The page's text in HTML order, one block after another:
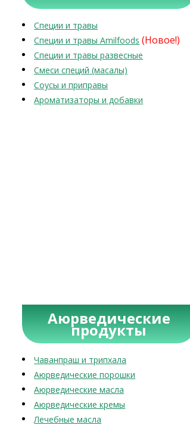
Специи и травы
Специи и травы Amilfoods (Новое!)
Специи и травы развесные
Смеси специй (масалы)
Соусы и приправы
Ароматизаторы и добавки
Аюрведические
продукты
Чаванпраш и трипхала
Аюрведические порошки
Аюрведические масла
Аюрведические кремы
Лечебные масла